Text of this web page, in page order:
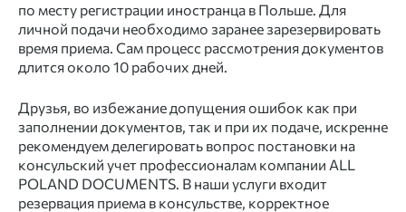
по месту регистрации иностранца в Польше. Для
личной подачи необходимо заранее зарезервировать
время приема. Сам процесс рассмотрения документов
длится около 10 рабочих дней.
Друзья, во избежание допущения ошибок как при
заполнении документов, так и при их подаче, искренне
рекомендуем делегировать вопрос постановки на
консульский учет профессионалам компании ALL
POLAND DOCUMENTS. В наши услуги входит
резервация приема в консульстве, корректное